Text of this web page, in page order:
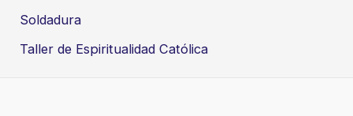
Soldadura
Taller de Espiritualidad Católica